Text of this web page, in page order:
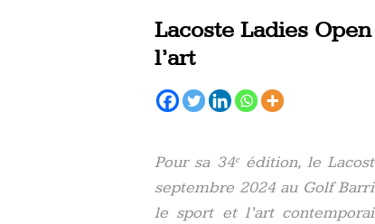
Lacoste Ladies
l’art
Pour sa 34ᵉ édition, le
septembre 2024 au Golf
le sport et l’art